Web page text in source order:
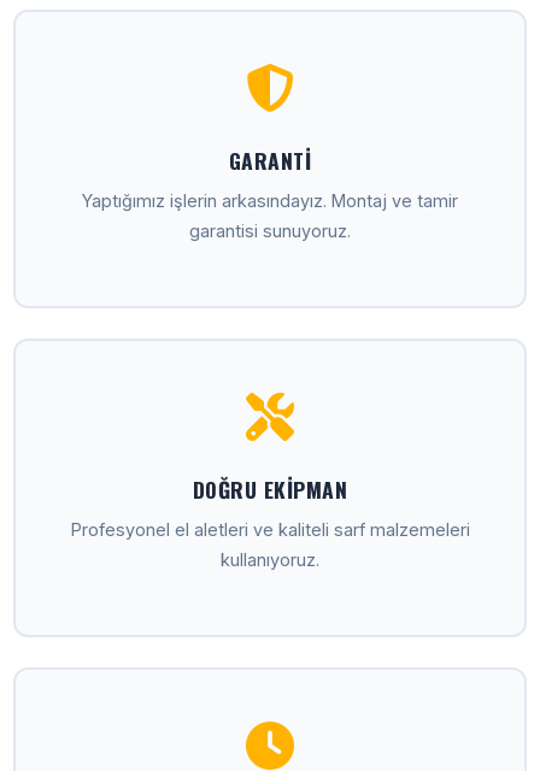
GARANTI
Yaptığımız işlerin arkasındayız. Montaj ve tamir
garantisi sunuyoruz.
DOĞRU EKIPMAN
Profesyonel el aletleri ve kaliteli sarf malzemeleri
kullanıyoruz.